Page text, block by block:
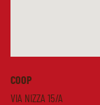
COOP
VIA NIZZA 15/A